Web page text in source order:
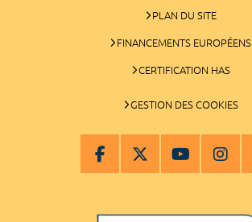
PLAN DU SITE
FINANCEMENTS EUROPÉENS
CERTIFICATION HAS
GESTION DES COOKIES